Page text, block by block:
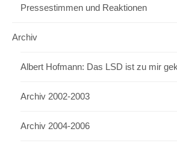
Pressestimmen und Reaktionen
Archiv
Albert Hofmann: Das LSD ist zu mir
Archiv 2002-2003
Archiv 2004-2006